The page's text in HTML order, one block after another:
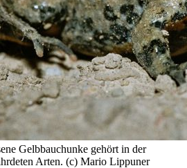
Gelbbauchunke gehört in der
Arten. (c) Mario Lippuner